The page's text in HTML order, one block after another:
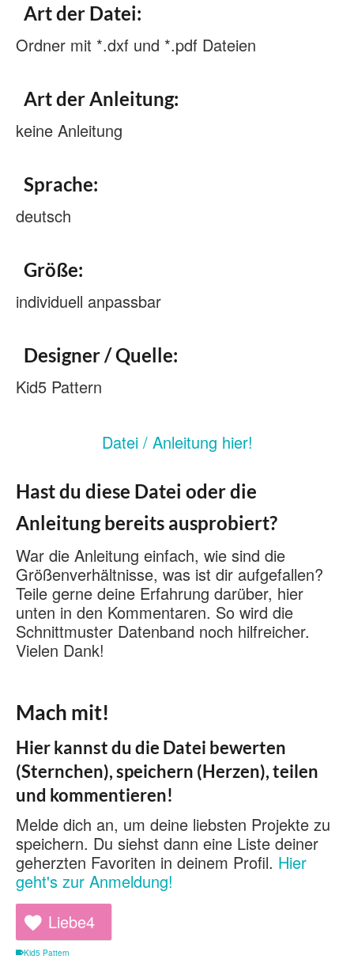
Art der Datei:
Ordner mit *.dxf und *.pdf Dateien
Art der Anleitung:
keine Anleitung
Sprache:
deutsch
Größe:
individuell anpassbar
Designer / Quelle:
Kid5 Pattern
Datei / Anleitung hier!
Hast du diese Datei oder die
Anleitung bereits ausprobiert?
War die Anleitung einfach, wie sind die
Größenverhältnisse, was ist dir aufgefallen?
Teile gerne deine Erfahrung darüber, hier
unten in den Kommentaren. So wird die
Schnittmuster Datenband noch hilfreicher.
Vielen Dank!
Mach mit!
Hier kannst du die Datei bewerten
(Sternchen), speichern (Herzen), teilen
und kommentieren!
Melde dich an, um deine liebsten Projekte zu
speichern. Du siehst dann eine Liste deiner
geherzten Favoriten in deinem Profil. Hier
geht's zur Anmeldung!
Liebe4
Kid5 Pattern